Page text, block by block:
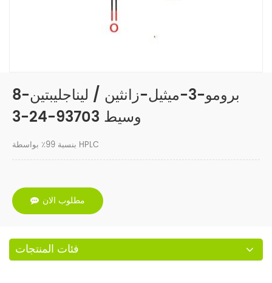
8-برومو-3-ميثيل-زانثين / ليناجليبتين
وسيط 93703-24-3
بنسبة 99٪ بواسطة HPLC
مطلوب الان
فئات المنتجات